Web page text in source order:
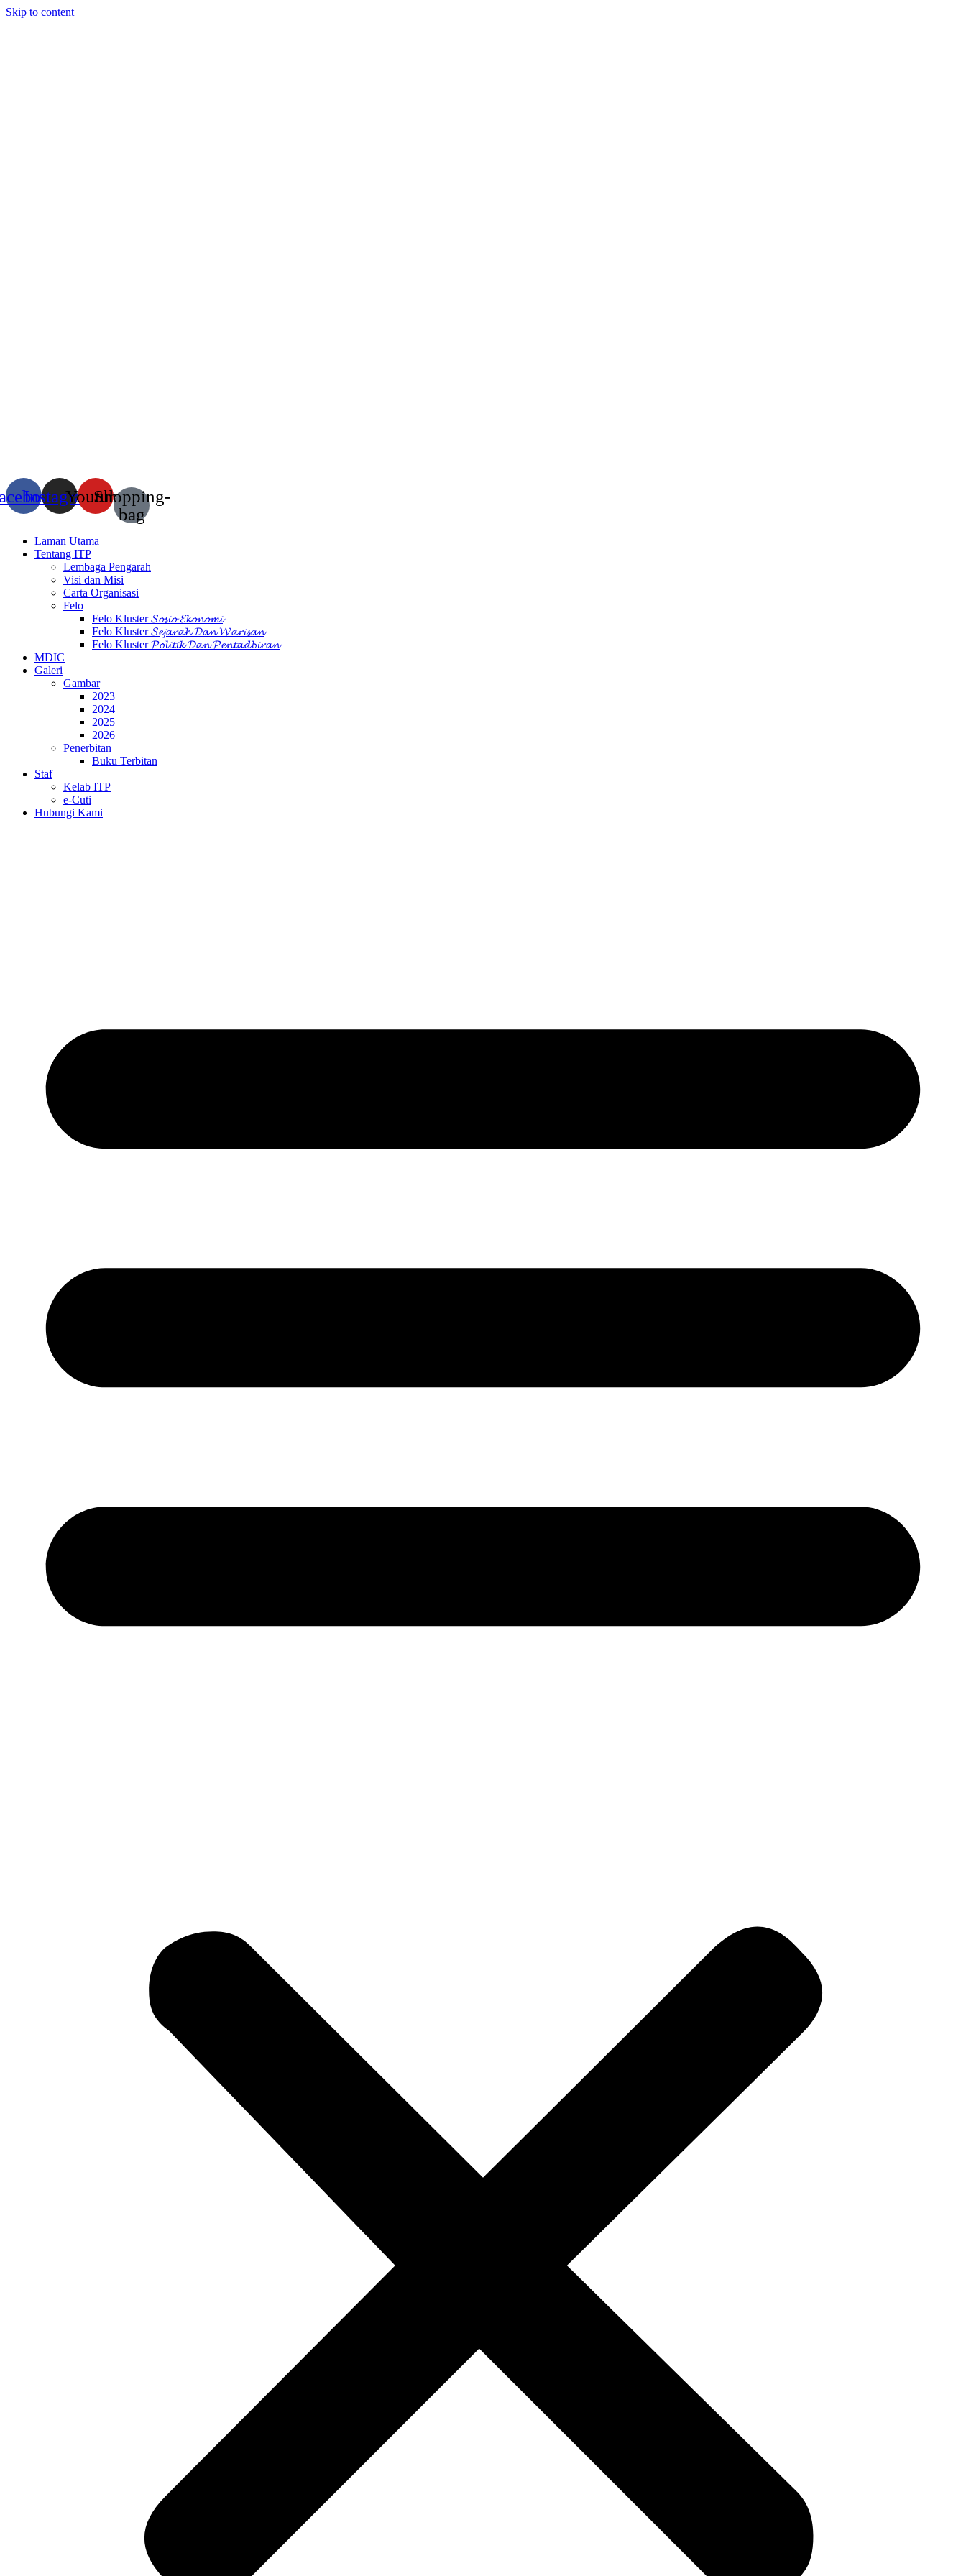
Skip to content
InstagramYoutube
Shopping-
bag
Laman Utama
Tentang ITP
Lembaga Pengarah
Visi dan Misi
Carta Organisasi
Felo
Felo Kluster 𝓢𝓸𝓼𝓲𝓸 𝓔𝓴𝓸𝓷𝓸𝓶𝓲
Felo Kluster 𝓢𝓮𝓳𝓪𝓻𝓪𝓱 𝓓𝓪𝓷 𝓦𝓪𝓻𝓲𝓼𝓪𝓷
Felo Kluster 𝓟𝓸𝓵𝓲𝓽𝓲𝓴 𝓓𝓪𝓷 𝓟𝓮𝓷𝓽𝓪𝓭𝓫𝓲𝓻𝓪𝓷
MDIC
Galeri
Gambar
2023
2024
2025
2026
Penerbitan
Buku Terbitan
Staf
Kelab ITP
e-Cuti
Hubungi Kami